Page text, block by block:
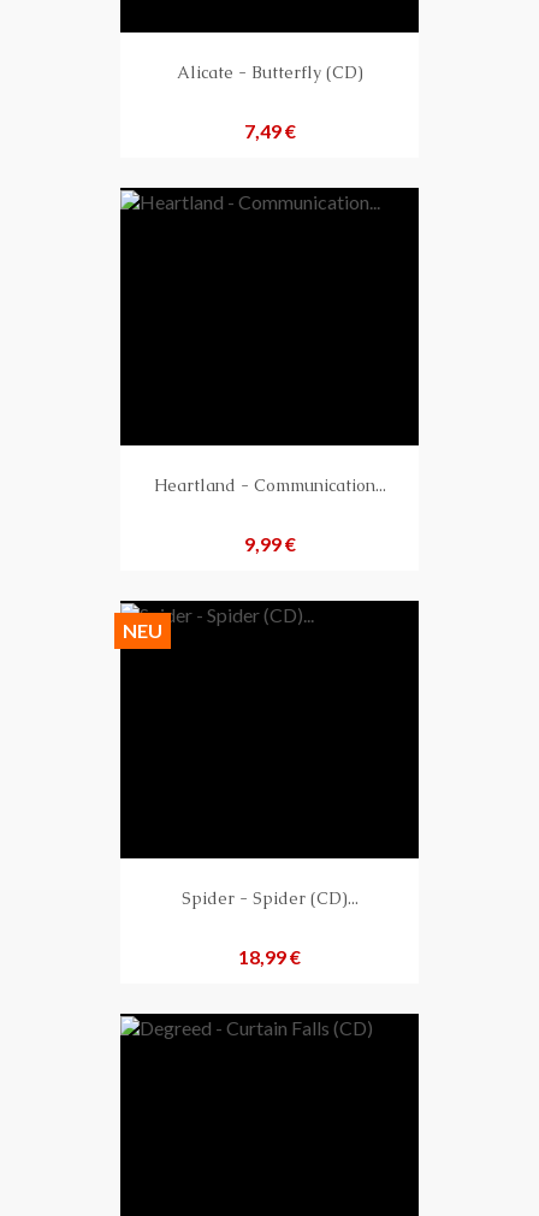
Alicate - Butterfly (CD)
Preis
7,49 €
Heartland - Communication...
Preis
9,99 €
Spider - Spider (CD)...
Preis
18,99 €
NEU